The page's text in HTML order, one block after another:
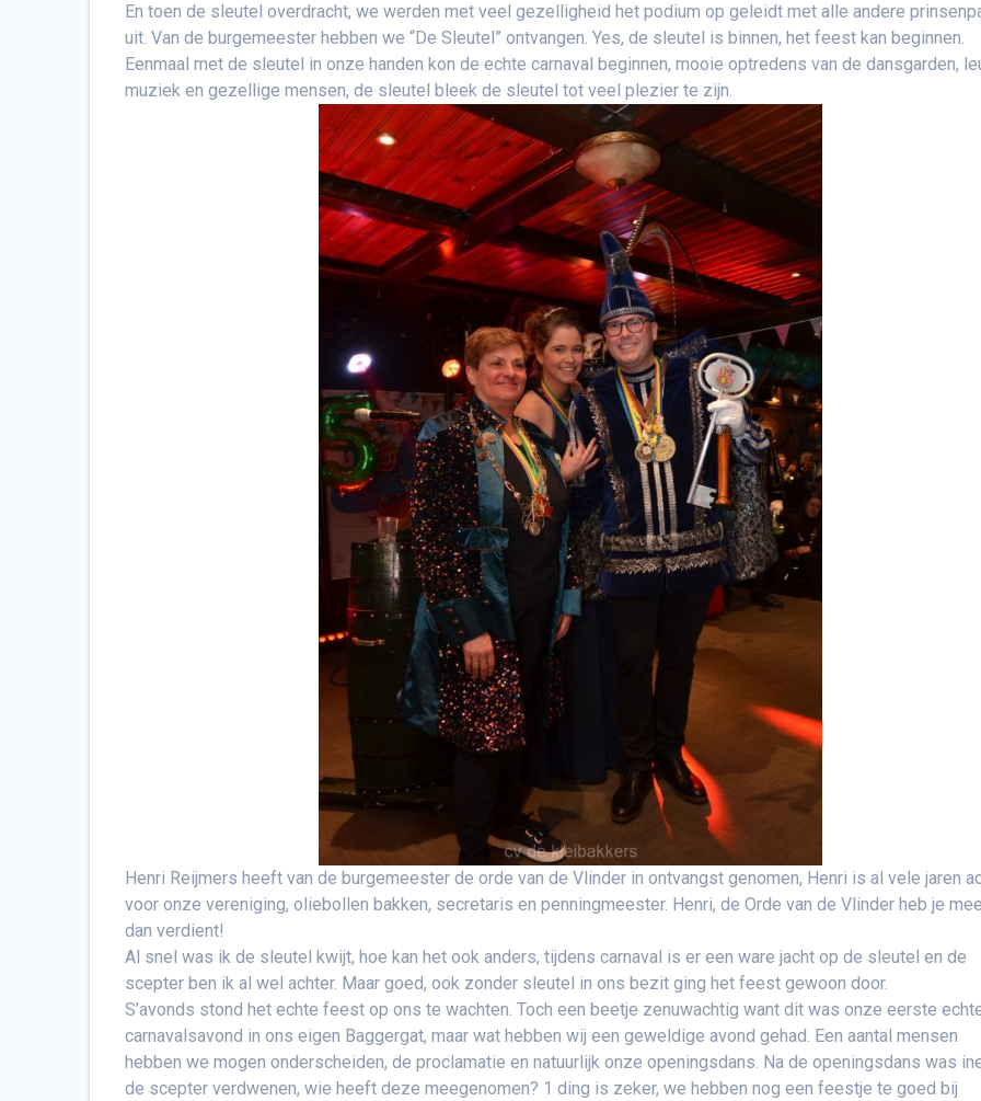
En toen de sleutel overdracht, we werden met veel gezelligheid het podium op geleidt met alle andere
uit. Van de burgemeester hebben we “De Sleutel” ontvangen. Yes, de sleutel is binnen, het feest kan beginnen.
Eenmaal met de sleutel in onze handen kon de echte carnaval beginnen, mooie optredens van de dansgarden,
muziek en gezellige mensen, de sleutel bleek de sleutel tot veel plezier te zijn.
Henri Reijmers heeft van de burgemeester de orde van de Vlinder in ontvangst genomen, Henri is al vele jaren
voor onze vereniging, oliebollen bakken, secretaris en penningmeester. Henri, de Orde van de Vlinder heb je
dan verdient!
Al snel was ik de sleutel kwijt, hoe kan het ook anders, tijdens carnaval is er een ware jacht op de sleutel en de
scepter ben ik al wel achter. Maar goed, ook zonder sleutel in ons bezit ging het feest gewoon door.
S’avonds stond het echte feest op ons te wachten. Toch een beetje zenuwachtig want dit was onze eerste
carnavalsavond in ons eigen Baggergat, maar wat hebben wij een geweldige avond gehad. Een aantal mensen
hebben we mogen onderscheiden, de proclamatie en natuurlijk onze openingsdans. Na de openingsdans was
de scepter verdwenen, wie heeft deze meegenomen? 1 ding is zeker, we hebben nog een feestje te goed bij